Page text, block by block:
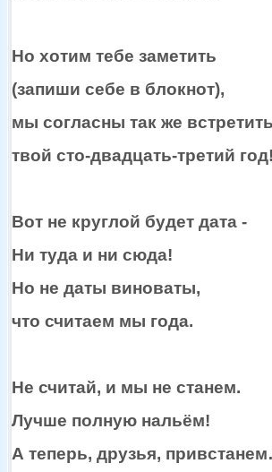
Но хотим тебе заметить
(запиши себе в блокнот),
мы согласны так же встретить
твой сто-двадцать-третий год!
Вот не круглой будет дата -
Ни туда и ни сюда!
Но не даты виноваты,
что считаем мы года.
Не считай, и мы не станем.
Лучше полную нальём!
А теперь, друзья,